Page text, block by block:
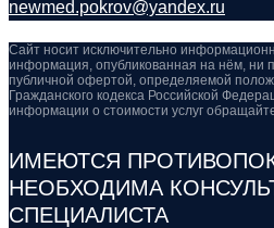
newmed.pokrov@yandex.ru
Сайт носит исключительно
информация, опубликованная на нём, ни
публичной офертой, определяемой
Гражданского кодекса Российской
информации о стоимости услуг
ИМЕЮТСЯ
НЕОБХОДИМА
СПЕЦИАЛИСТА